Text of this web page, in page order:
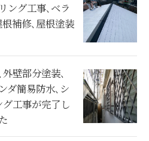
ング工事､ベラ
補修､屋根塗装
壁部分塗装､
ダ簡易防水､シ
工事が完了し